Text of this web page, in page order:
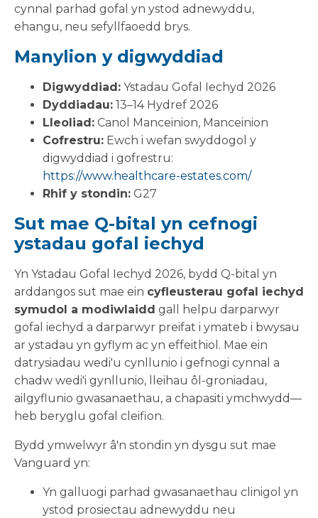
cynnal parhad gofal yn ystod adnewyddu,
ehangu, neu sefyllfaoedd brys.
Manylion y digwyddiad
Digwyddiad: Ystadau Gofal Iechyd 2026
Dyddiadau: 13–14 Hydref 2026
Lleoliad: Canol Manceinion, Manceinion
Cofrestru: Ewch i wefan swyddogol y
digwyddiad i gofrestru:
https://www.healthcare-estates.com/
Rhif y stondin: G27
Sut mae Q-bital yn cefnogi
ystadau gofal iechyd
Yn Ystadau Gofal Iechyd 2026, bydd Q-bital yn
arddangos sut mae ein cyfleusterau gofal iechyd
symudol a modiwlaidd gall helpu darparwyr
gofal iechyd a darparwyr preifat i ymateb i bwysau
ar ystadau yn gyflym ac yn effeithiol. Mae ein
datrysiadau wedi'u cynllunio i gefnogi cynnal a
chadw wedi'i gynllunio, lleihau ôl-groniadau,
ailgyflunio gwasanaethau, a chapasiti ymchwydd—
heb beryglu gofal cleifion.
Bydd ymwelwyr â'n stondin yn dysgu sut mae
Vanguard yn:
Yn galluogi parhad gwasanaethau clinigol yn
ystod prosiectau adnewyddu neu